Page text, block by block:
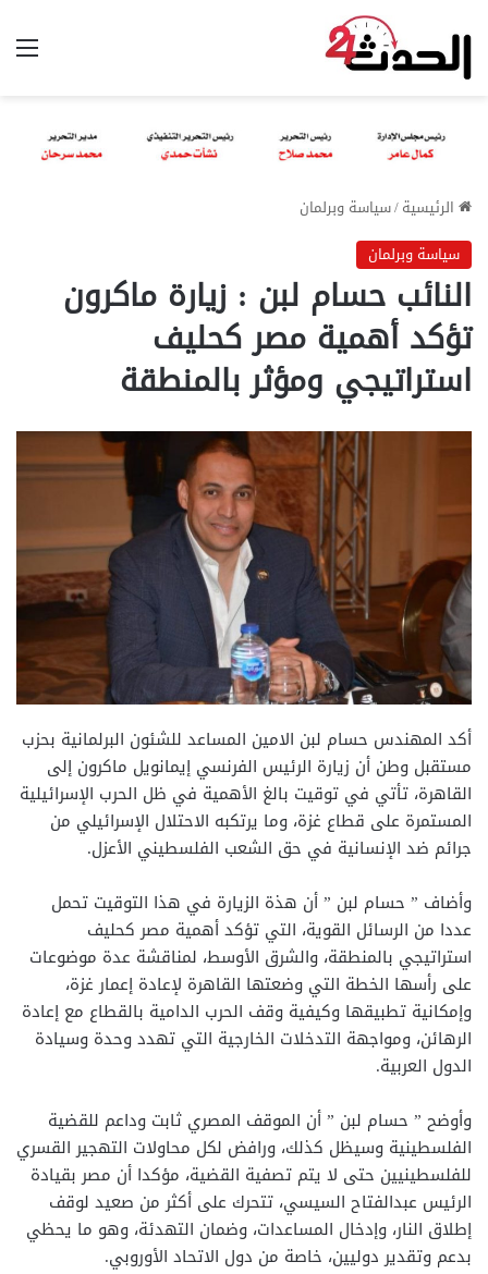
الرئيسية/سياسة وبرلمان
سياسة وبرلمان
النائب حسام لبن : زيارة ماكرون
تؤكد أهمية مصر كحليف
استراتيجي ومؤثر بالمنطقة
أكد المهندس حسام لبن الامين المساعد للشئون البرلمانية بحزب
مستقبل وطن أن زيارة الرئيس الفرنسي إيمانويل ماكرون إلى
القاهرة، تأتي في توقيت بالغ الأهمية في ظل الحرب الإسرائيلية
المستمرة على قطاع غزة، وما يرتكبه الاحتلال الإسرائيلي من
جرائم ضد الإنسانية في حق الشعب الفلسطيني الأعزل.
وأضاف ” حسام لبن ” أن هذة الزيارة في هذا التوقيت تحمل
عددا من الرسائل القوية، التي تؤكد أهمية مصر كحليف
استراتيجي بالمنطقة، والشرق الأوسط، لمناقشة عدة موضوعات
على رأسها الخطة التي وضعتها القاهرة لإعادة إعمار غزة،
وإمكانية تطبيقها وكيفية وقف الحرب الدامية بالقطاع مع إعادة
الرهائن، ومواجهة التدخلات الخارجية التي تهدد وحدة وسيادة
الدول العربية.
وأوضح ” حسام لبن ” أن الموقف المصري ثابت وداعم للقضية
الفلسطينية وسيظل كذلك، ورافض لكل محاولات التهجير القسري
للفلسطينيين حتى لا يتم تصفية القضية، مؤكدا أن مصر بقيادة
الرئيس عبدالفتاح السيسي، تتحرك على أكثر من صعيد لوقف
إطلاق النار، وإدخال المساعدات، وضمان التهدئة، وهو ما يحظي
بدعم وتقدير دوليين، خاصة من دول الاتحاد الأوروبي.